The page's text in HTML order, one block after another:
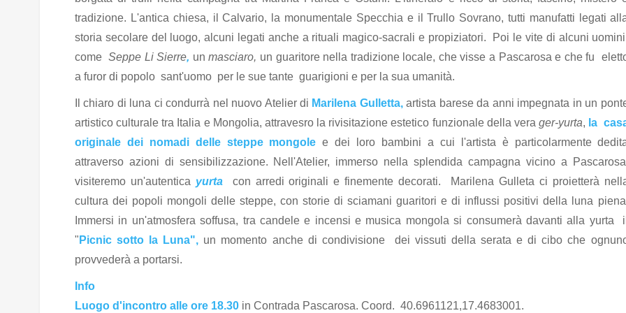
tradizione. L'antica chiesa, il Calvario, la monumentale Specchia e il Trullo Sovrano, tutti manufatti legati
storia secolare del luogo, alcuni legati anche a rituali magico-sacrali e propiziatori. Poi le vite di alcuni
come Seppe Li Sierre, unmasciaro, un guaritore nella tradizione locale, che visse a Pascarosa e che fu
a furor di popolo sant'uomo per le sue tante guarigioni e per la sua umanità.
Il chiaro di luna ci condurrà nel nuovo Atelier di Marilena Gulletta,artista barese da anni impegnata in un
artistico culturale tra Italia e Mongolia, attravesro la rivisitazione estetico funzionale della verager-yurta, la
originale dei nomadi delle steppe mongole e dei loro bambini a cui l'artista è particolarmente
attraverso azioni di sensibilizzazione. Nell'Atelier, immerso nella splendida campagna vicino a
visiteremo un'autentica yurtacon arredi originali e finemente decorati. Marilena Gulleta ci proietterà
cultura dei popoli mongoli delle steppe, con storie di sciamani guaritori e di influssi positivi della luna
Immersi in un'atmosfera soffusa, tra candele e incensi e musica mongola si consumerà davanti alla yurta il
" Picnic sotto la Luna", un momento anche di condivisione dei vissuti della serata e di cibo che
provvederà a portarsi.
Info
Luogo d'incontro alle ore 18.30 in Contrada Pascarosa. Coord. 40.6961121,17.4683001.